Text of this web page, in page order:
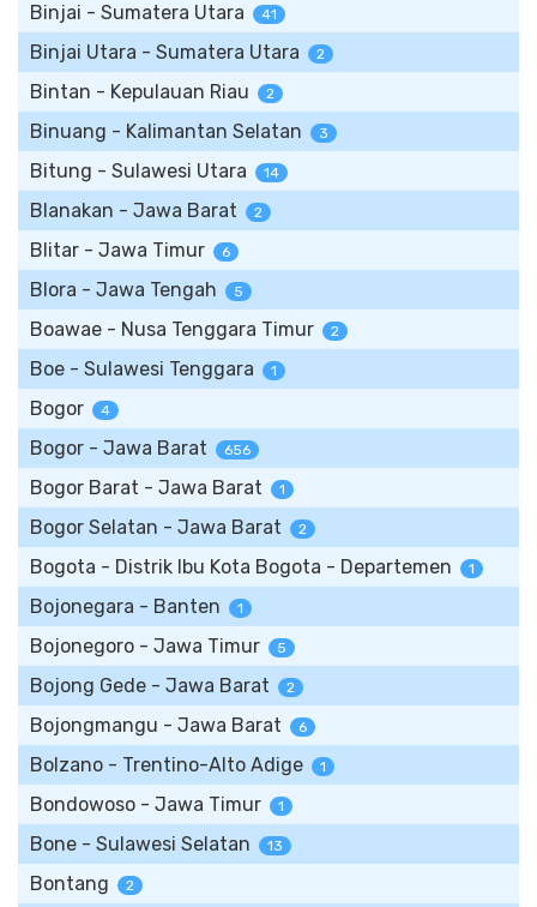
Binjai - Sumatera Utara 41
Binjai Utara - Sumatera Utara 2
Bintan - Kepulauan Riau 2
Binuang - Kalimantan Selatan 3
Bitung - Sulawesi Utara 14
Blanakan - Jawa Barat 2
Blitar - Jawa Timur 6
Blora - Jawa Tengah 5
Boawae - Nusa Tenggara Timur 2
Boe - Sulawesi Tenggara 1
Bogor 4
Bogor - Jawa Barat 656
Bogor Barat - Jawa Barat 1
Bogor Selatan - Jawa Barat 2
Bogota - Distrik Ibu Kota Bogota - Departemen 1
Bojonegara - Banten 1
Bojonegoro - Jawa Timur 5
Bojong Gede - Jawa Barat 2
Bojongmangu - Jawa Barat 6
Bolzano - Trentino-Alto Adige 1
Bondowoso - Jawa Timur 1
Bone - Sulawesi Selatan 13
Bontang 2